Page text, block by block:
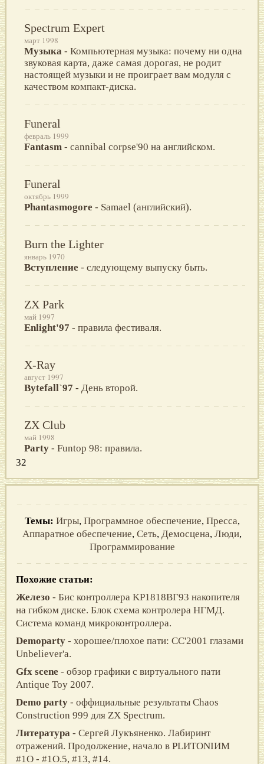
Spectrum Expert
март 1998
Музыка - Компьютерная музыка: почему ни одна
звуковая карта, даже самая дорогая, не родит
настоящей музыки и не проиграет вам модуля с
качеством компакт-диска.
Funeral
февраль 1999
Fantasm - cannibal corpse'90 на английском.
Funeral
октябрь 1999
Phantasmogore - Samael (английский).
Burn the Lighter
январь 1970
Вступление - следующему выпуску быть.
ZX Park
май 1997
Enlight'97 - правила фестиваля.
X-Ray
август 1997
Bytefall`97 - День второй.
ZX Club
май 1998
Party - Funtop 98: правила.
32
Темы: Игры, Программное обеспечение, Пресса,
Аппаратное обеспечение, Сеть, Демосцена, Люди,
Программирование
Похожие статьи:
Железо - Бис контроллера KP1818ВГ93 накопителя
на гибком диске. Блок схема контролера НГМД.
Система команд микроконтроллера.
Demoparty - хорошее/плохое пати: CC'2001 глазами
Unbeliever'а.
Gfx scene - обзор графики с виртуального пати
Antique Toy 2007.
Demo party - оффициальные результаты Chaos
Construction 999 для ZX Spectrum.
Литература - Сергей Лукъяненко. Лабиринт
отражений. Продолжение, нaчaло в PLИTОNIИM
#1O - #1O.5, #13, #14.